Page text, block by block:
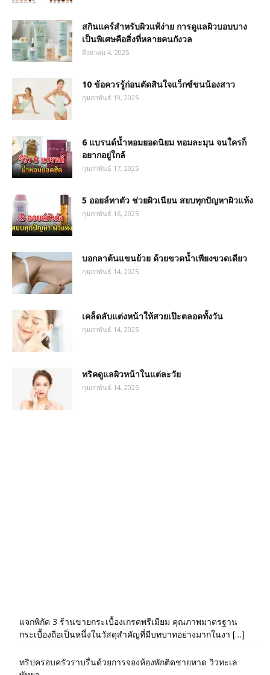
สกินแคร์สำหรับผิวแพ้ง่าย การดูแลผิวบอบบาง
เป็นพิเศษคือสิ่งที่หลายคนกังวล
สิงหาคม 4, 2025
10 ข้อควรรู้ก่อนตัดสินใจแว็กซ์ขนน้องสาว
กุมภาพันธ์ 19, 2025
6 แบรนด์น้ำหอมยอดนิยม หอมละมุน จนใครก็
อยากอยู่ใกล้
กุมภาพันธ์ 17, 2025
5 ออยล์ทาตัว ช่วยผิวเนียน สยบทุกปัญหาผิวแห้ง
กุมภาพันธ์ 16, 2025
บอกลาต้นแขนย้วย ด้วยขวดน้ำเพียงขวดเดียว
กุมภาพันธ์ 14, 2025
เคล็ดลับแต่งหน้าให้สวยเป๊ะตลอดทั้งวัน
กุมภาพันธ์ 14, 2025
ทริคดูแลผิวหน้าในแต่ละวัย
กุมภาพันธ์ 14, 2025
แจกพิกัด 3 ร้านขายกระเบื้องเกรดพรีเมียม คุณภาพมาตรฐาน
กระเบื้องถือเป็นหนึ่งในวัสดุสำคัญที่มีบทบาทอย่างมากในงา […]
ทริปครอบครัวราบรื่นด้วยการจองห้องพักติดชายหาด วิวทะเล